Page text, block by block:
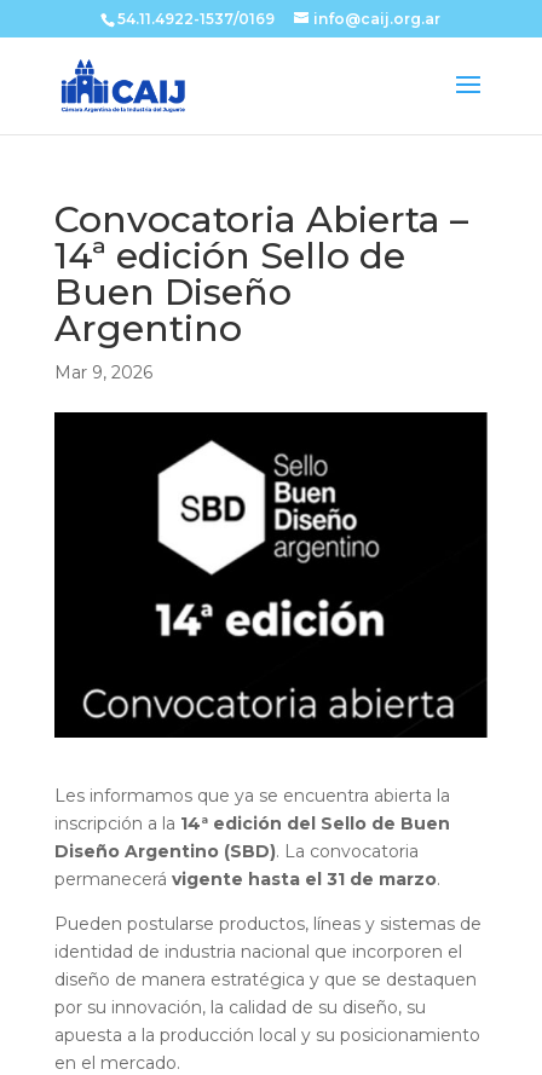
54.11.4922-1537/0169 info@caij.org.ar
Convocatoria Abierta –
14ª edición Sello de
Buen Diseño
Argentino
Mar 9, 2026
Les informamos que ya se encuentra abierta la
inscripción a la 14ª edición del Sello de Buen
Diseño Argentino (SBD). La convocatoria
permanecerá vigente hasta el 31 de marzo.
Pueden postularse productos, líneas y sistemas de
identidad de industria nacional que incorporen el
diseño de manera estratégica y que se destaquen
por su innovación, la calidad de su diseño, su
apuesta a la producción local y su posicionamiento
en el mercado.